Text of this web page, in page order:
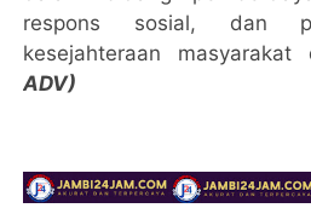
respons sosial, dan
kesejahteraan
ADV)